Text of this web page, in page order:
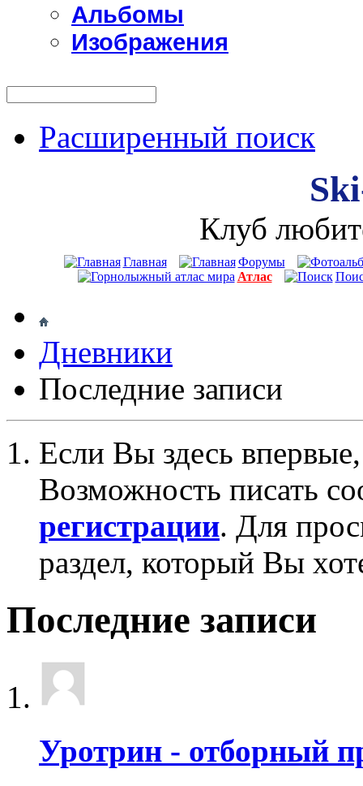
Альбомы
Изображения
Расширенный поиск
Клуб
Главная
Форумы
Атлас
Дневники
Последние записи
Если Вы здесь
Возможность писать
регистрации. Для
раздел, который Вы
Последние записи
Уротрин - отборный